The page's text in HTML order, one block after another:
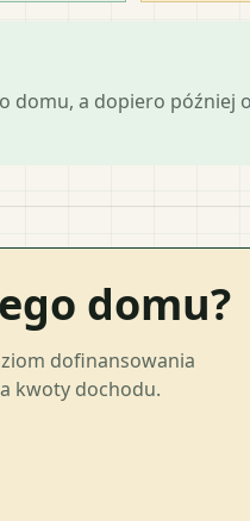
domu, a dopiero później
domu?
dofinansowania
kwoty dochodu.